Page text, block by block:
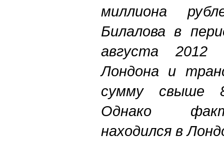
миллиона
Билалова в
августа 2012
Лондона и
сумму свыше
Однако
находился в